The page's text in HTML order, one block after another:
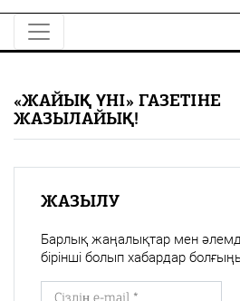
Жалын
PDF
«Жайық үні» — 33 жыл
Каталог
«ЖАЙЫҚ ҮНІ» ГАЗЕТІНЕ
ЖАЗЫЛАЙЫҚ!
ЖАЗЫЛУ
Барлық жаңалықтар мен
бірінші болып хабардар